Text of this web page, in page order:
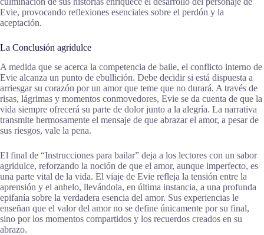
Evie, provocando reflexiones esenciales sobre el perdón y la
aceptación.
La Conclusión agridulce
A medida que se acerca la competencia de baile, el conflicto interno de
Evie alcanza un punto de ebullición. Debe decidir si está dispuesta a
arriesgar su corazón por un amor que teme que no durará. A través de
risas, lágrimas y momentos conmovedores, Evie se da cuenta de que la
vida siempre ofrecerá su parte de dolor junto a la alegría. La narrativa
transmite hermosamente el mensaje de que abrazar el amor, a pesar de
sus riesgos, vale la pena.
El final de “Instrucciones para bailar” deja a los lectores con un sabor
agridulce, reforzando la noción de que el amor, aunque imperfecto, es
una parte vital de la vida. El viaje de Evie refleja la tensión entre la
aprensión y el anhelo, llevándola, en última instancia, a una profunda
epifanía sobre la verdadera esencia del amor. Sus experiencias le
enseñan que el valor del amor no se define únicamente por su final,
sino por los momentos compartidos y los recuerdos creados en su
abrazo.